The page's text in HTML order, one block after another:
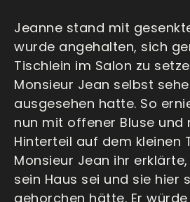
Jeanne stand mit
wurde angehalten, sich
Tischlein im Salon zu
Monsieur Jean selbst
ausgesehen hatte. So
nun mit offener Bluse und
Hinterteil auf dem kleinen
Monsieur Jean ihr
sein Haus sei und sie hier
gehorchen hätte. Er